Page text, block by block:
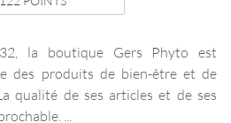
la boutique Gers Phyto est
des produits de bien-être et de
qualité de ses articles et de ses
...